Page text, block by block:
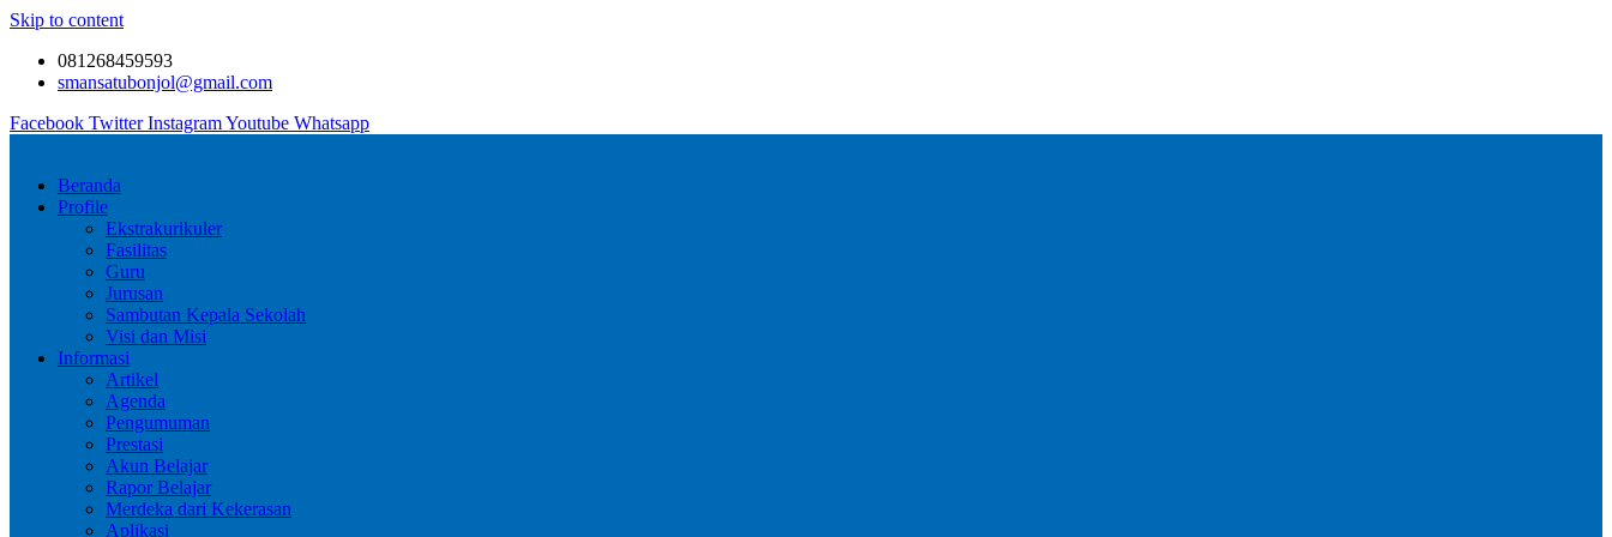
Skip to content
081268459593
smansatubonjol@gmail.com
Facebook Twitter InstagramYoutube Whatsapp
Beranda
Profile
Ekstrakurikuler
Fasilitas
Guru
Jurusan
Sambutan Kepala Sekolah
Visi dan Misi
Informasi
Artikel
Agenda
Pengumuman
Prestasi
Akun Belajar
Rapor Belajar
Merdeka dari Kekerasan
Aplikasi